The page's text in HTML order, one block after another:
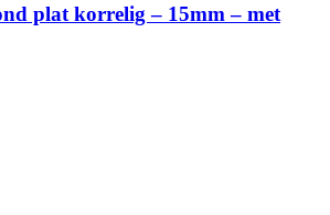
plat korrelig – 15mm – met